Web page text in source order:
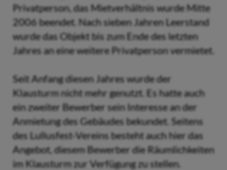
Privatperson, das Mietverhältnis wurde Mitte
2006 beendet. Nach sieben Jahren Leerstand
wurde das Objekt bis zum Ende des letzten
Jahres an eine weitere Privatperson vermietet.
Seit Anfang diesen Jahres wurde der
Klausturm nicht mehr genutzt. Es hatte auch
ein zweiter Bewerber sein Interesse an der
Anmietung des Gebäudes bekundet. Seitens
des Lullusfest-Vereins besteht auch hier das
Angebot, diesem Bewerber die Räumlichkeiten
im Klausturm zur Verfügung zu stellen.